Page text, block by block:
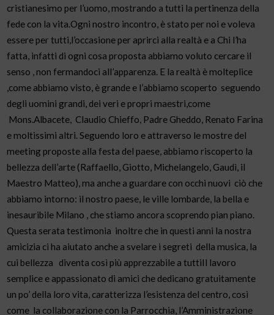
cristianesimo per l’uomo, mostrando a tutti la pertinenza della
fede con la vita.Ogni nostro incontro, è stato per noi e voleva
essere per tutti,l’occasione per aprirci alla realtà e a Chi l’ha
fatta, infatti di ogni cosa proposta abbiamo voluto cercare il
senso , non fermandoci all’apparenza. E la realtà è molteplice
,come abbiamo visto, è grande e l’abbiamo scoperto seguendo
degli uomini grandi, dei veri e propri maestri,come
Mons.Albacete, Claudio Chieffo, Padre Gheddo, Renato Farina
e moltissimi altri. Seguendo loro e attraverso le mostre del
meeting proposte alla festa del paese, abbiamo riscoperto la
bellezza dell’arte (Raffaello, Giotto, Michelangelo, Gaudì, il
Maestro Matteo), ma anche a guardare con occhi nuovi ciò che
abbiamo intorno: il nostro paese, le ville lombarde, la bella e
inesauribile Milano , che stiamo ancora scoprendo pian piano.
Questa serata testimonia inoltre che in questi anni la nostra
amicizia ci ha aiutato anche a svelare i segreti della musica, la
cui bellezza diventa così più apprezzabile a tuttiIl lavoro
semplice e appassionato di amici che dedicano gratuitamente
un po’ della loro vita, caratterizza l’esistenza del centro, così
come la collaborazione con la Parrocchia, l’Amministrazione